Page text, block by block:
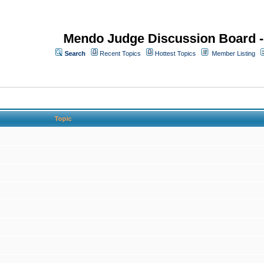
Mendo Judge Discussion Board
Search Recent Topics Hottest Topics Member Listing
Topic